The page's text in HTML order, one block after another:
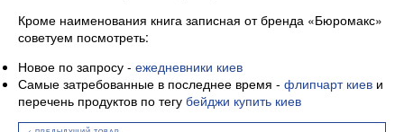
Кроме наименования книга записная от бренда «Бюромакс»
советуем посмотреть:
Новое по запросу - ежедневники киев
Самые затребованные в последнее время - флипчарт киев и
перечень продуктов по тегу бейджи купить киев